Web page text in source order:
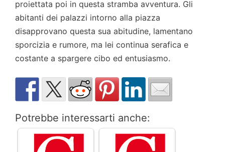
proiettata poi in questa stramba avventura. Gli
abitanti dei palazzi intorno alla piazza
disapprovano questa sua abitudine, lamentano
sporcizia e rumore, ma lei continua serafica e
costante a spargere cibo ed entusiasmo.
Potrebbe interessarti anche: